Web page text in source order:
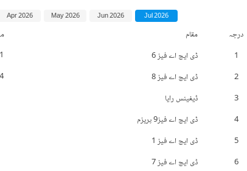
درجہ مقام
1
ڈی ایچ اے فیز 6
2
ڈی ایچ اے فیز 8
3
ڈیفینس رایا
4
ڈی ایچ اے فیز9 پریزم
5
ڈی ایچ اے فیز 1
6
ڈی ایچ اے فیز 7
Jul 2026
Jun 2026
May 2026
Apr 2026